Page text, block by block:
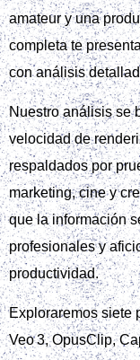
amateur y una
completa te
con análisis
Nuestro análisis se
velocidad de
respaldados por
marketing, cine y
que la información
profesionales y
productividad.
Exploraremos siete
Veo 3, OpusClip,